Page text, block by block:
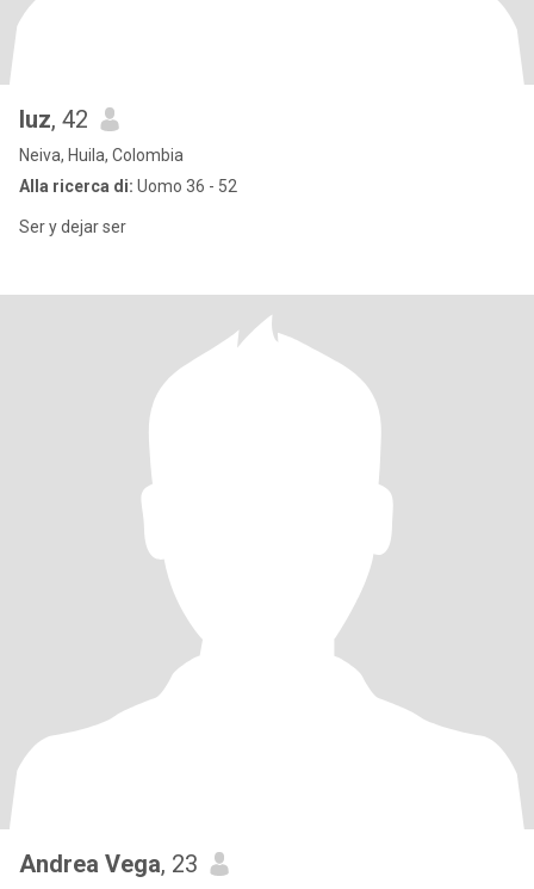
luz, 42
Neiva, Huila, Colombia
Alla ricerca di: Uomo 36 - 52
Ser y dejar ser
Andrea Vega, 23